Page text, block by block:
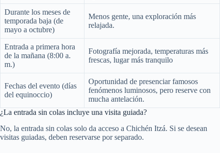
Durante los meses de
temporada baja (de
mayo a octubre)
Menos gente, una exploración más
relajada.
Entrada a primera hora
de la mañana (8:00 a.
m.)
Fotografía mejorada, temperaturas más
frescas, lugar más tranquilo
Fechas del evento (días
del equinoccio)
Oportunidad de presenciar famosos
fenómenos luminosos, pero reserve con
mucha antelación.
¿La entrada sin colas incluye una visita guiada?
No, la entrada sin colas solo da acceso a Chichén Itzá. Si se desean
visitas guiadas, deben reservarse por separado.